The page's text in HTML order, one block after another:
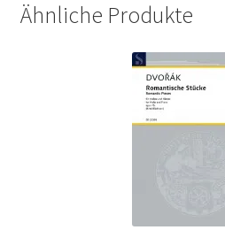
Ähnliche Produkte